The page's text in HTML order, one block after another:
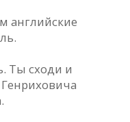
aнглийские
Ты сходи и